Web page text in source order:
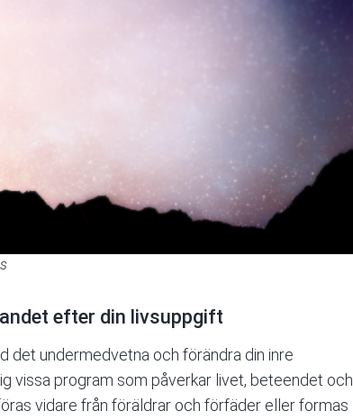
efter din livsuppgift
undermedvetna och förändra din inre
vissa program som påverkar livet, beteendet och
vidare från föräldrar och förfäder eller formas